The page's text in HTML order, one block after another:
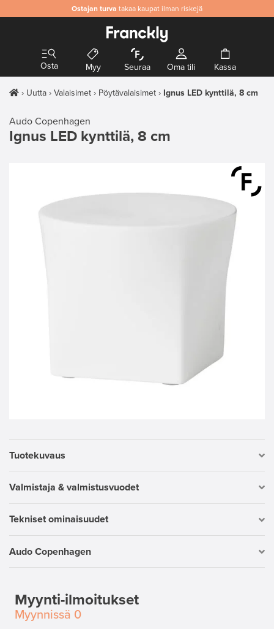
Ostajan turva takaa kaupat ilman riskejä
Osta Myy Seuraa Oma tili Kassa
Uutta Valaisimet Pöytävalaisimet Ignus LED kynttilä, 8 cm
Audo Copenhagen
Ignus LED kynttilä, 8 cm
Tuotekuvaus
Valmistaja & valmistusvuodet
Tekniset ominaisuudet
Audo Copenhagen
Myynti-ilmoitukset
Myynnissä 0